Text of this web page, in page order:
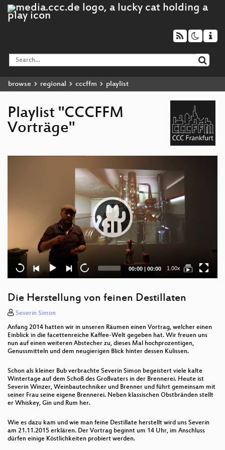
browse regional cccffm playlist
Playlist "CCCFFM
Vorträge"
Current
00:00 | Total
00:00 1.00x
Die Herstellung von feinen Destillaten
Severin Simon
Anfang 2014 hatten wir in unseren Räumen einen Vortrag, welcher einen
Einblick in die facettenreiche Kaffee-Welt gegeben hat. Wir freuen uns
nun auf einen weiteren Abstecher zu, dieses Mal hochprozentigen,
Genussmitteln und dem neugierigen Blick hinter dessen Kulissen.
Schon als kleiner Bub verbrachte Severin Simon begeistert viele kalte
Wintertage auf dem Schoß des Großvaters in der Brennerei. Heute ist
Severin Winzer, Weinbautechniker und Brenner und führt gemeinsam mit
seiner Frau seine eigene Brennerei. Neben klassischen Obstbränden stellt
er Whiskey, Gin und Rum her.
Wie es dazu kam und wie man feine Destillate herstellt wird uns Severin
am 21.11.2015 erklären. Der Vortrag beginnt um 14 Uhr, im Anschluss
dürfen einige Köstlichkeiten probiert werden.